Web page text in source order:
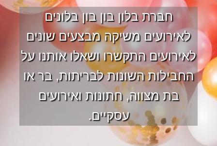
חברת בלון בון בון בלונים
לאירועים משיקה מבצעים שונים
לאירועים התקשרו ושאלו אותנו על
החבילות השונות לבריתות, בר או
בת מצווה, חתונות ואירועים
עסקיים.